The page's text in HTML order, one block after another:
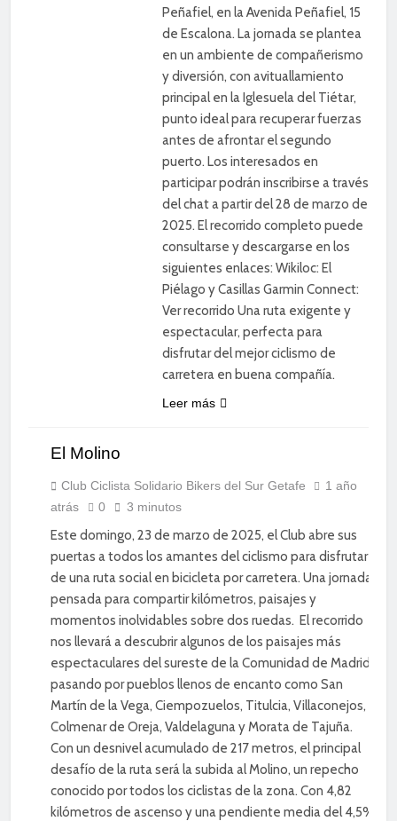
Peñafiel, en la Avenida Peñafiel, 15
de Escalona. La jornada se plantea
en un ambiente de compañerismo
y diversión, con avituallamiento
principal en la Iglesuela del Tiétar,
punto ideal para recuperar fuerzas
antes de afrontar el segundo
puerto. Los interesados en
participar podrán inscribirse a través
del chat a partir del 28 de marzo de
2025. El recorrido completo puede
consultarse y descargarse en los
siguientes enlaces: Wikiloc: El
Piélago y Casillas Garmin Connect:
Ver recorrido Una ruta exigente y
espectacular, perfecta para
disfrutar del mejor ciclismo de
carretera en buena compañía.
Leer más
DEPORTE
DIVERSIÓN
SOCIAL
El Molino
Club Ciclista Solidario Bikers del Sur Getafe
1 año
atrás
0 3 minutos
Este domingo, 23 de marzo de 2025, el Club abre sus
puertas a todos los amantes del ciclismo para disfrutar
de una ruta social en bicicleta por carretera. Una jornada
pensada para compartir kilómetros, paisajes y
momentos inolvidables sobre dos ruedas. El recorrido
nos llevará a descubrir algunos de los paisajes más
espectaculares del sureste de la Comunidad de Madrid,
pasando por pueblos llenos de encanto como San
Martín de la Vega, Ciempozuelos, Titulcia, Villaconejos,
Colmenar de Oreja, Valdelaguna y Morata de Tajuña.
Con un desnivel acumulado de 217 metros, el principal
desafío de la ruta será la subida al Molino, un repecho
conocido por todos los ciclistas de la zona. Con 4,82
kilómetros de ascenso y una pendiente media del 4,5%,